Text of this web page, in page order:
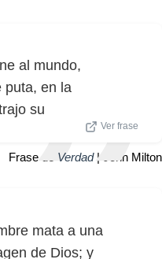
al mundo,
puta, en la
su
Ver frase
Frase de Verdad| John Milton
mata a una
de Dios; y